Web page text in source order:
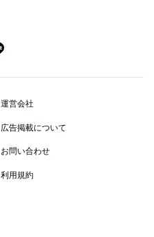
運営会社
広告掲載について
お問い合わせ
利用規約